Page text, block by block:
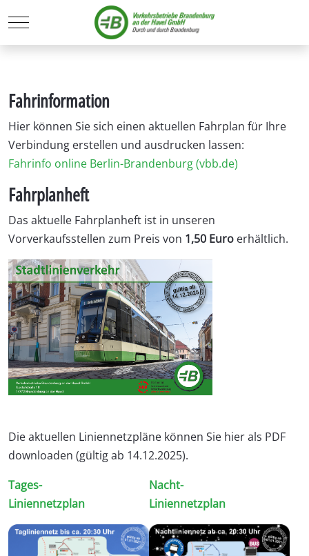
Mobile Menu Toggle
Fahrinformation
Hier können Sie sich einen aktuellen Fahrplan für Ihre
Verbindung erstellen und ausdrucken lassen:
Fahrinfo online Berlin-Brandenburg (vbb.de)
Fahrplanheft
Das aktuelle Fahrplanheft ist in unseren
Vorverkaufsstellen zum Preis von 1,50 Euro erhältlich.
Die aktuellen Liniennetzpläne können Sie hier als PDF
downloaden (gültig ab 14.12.2025).
Tages-
Liniennetzplan
Nacht-
Liniennetzplan